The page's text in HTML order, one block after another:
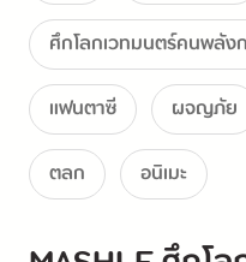
ศึกโลกเวทมนตร์คนพลัง
แฟนตาซี
ผจญภัย
ตลก
อนิเมะ